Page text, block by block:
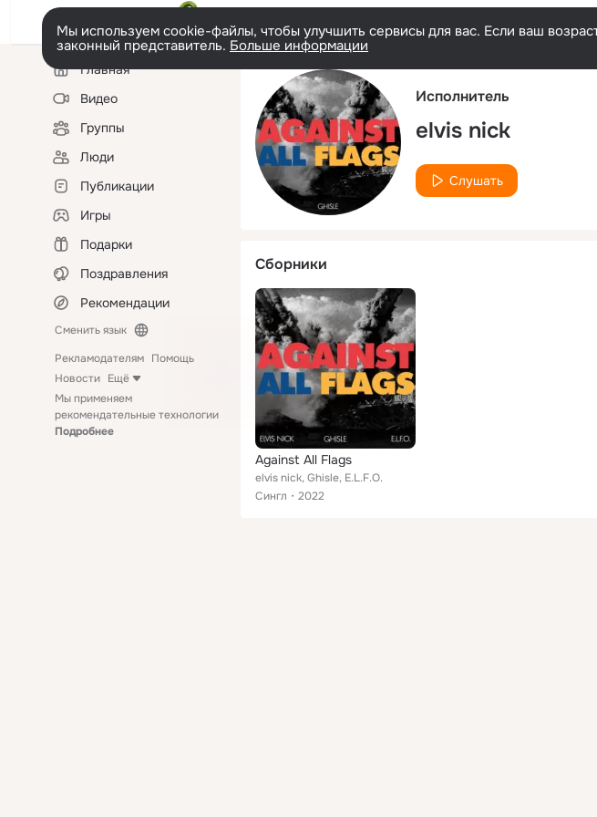
Мы используем cookie-файлы, чтобы улучшить сервисы для вас. Если ваш
законный представитель. Больше информации
Левая
колонкаГлавная
Видео
Группы
Люди
Публикации
Игры
Подарки
Поздравления
Рекомендации
Сменить язык
Рекламодателям Помощь
Новости Ещё
Мы применяем
рекомендательные технологии
Подробнее
Исполнитель
elvis nick
Слушать
Сборники
Against All Flags
elvis nick, Ghisle, E.L.F.O.
Сингл
2022